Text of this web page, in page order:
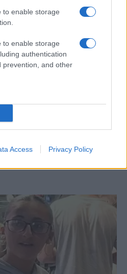
to enable storage
to enable storage
authentication
prevention, and other
Access Privacy Policy
a sábát beállta
időzítéssel jelent
Nem lesz palesztin állam –